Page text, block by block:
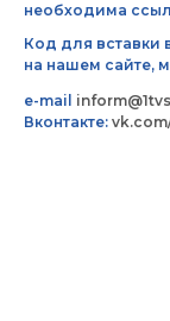
необходима
Код для вставки
на нашем сайте,
e-mail
Вконтакте: